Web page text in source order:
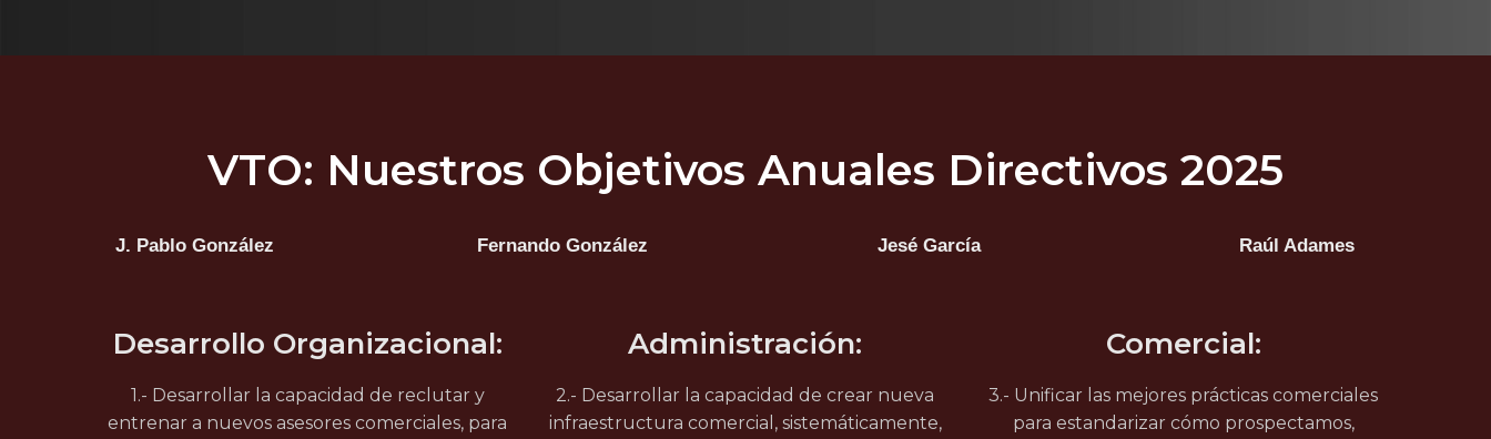
VTO: Nuestros Objetivos Anuales Directivos 2025
J. Pablo González Fernando González Jesé García Raúl Adames
Desarrollo Organizacional:
1.- Desarrollar la capacidad de reclutar y
entrenar a nuevos asesores comerciales, para
Administración:
2.- Desarrollar la capacidad de crear nueva
infraestructura comercial, sistemáticamente,
Comercial:
3.- Unificar las mejores prácticas comerciales
para estandarizar cómo prospectamos,